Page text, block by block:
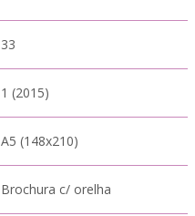
33
1 (2015)
A5 (148x210)
Brochura c/ orelha